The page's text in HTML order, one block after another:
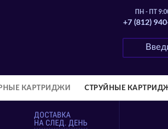
ПН - ПТ
+7 (812)
КАРТРИДЖИ СТРУЙНЫЕ
ДОСТАВКА
НА СЛЕД. ДЕНЬ